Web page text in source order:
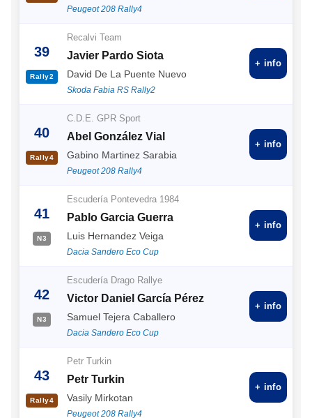
Peugeot 208 Rally4
39
Rally2
Recalvi Team
Javier Pardo Siota
David De La Puente Nuevo
Skoda Fabia RS Rally2
+ info
40
Rally4
C.D.E. GPR Sport
Abel González Vial
Gabino Martinez Sarabia
Peugeot 208 Rally4
+ info
41
N3
Escudería Pontevedra 1984
Pablo Garcia Guerra
Luis Hernandez Veiga
Dacia Sandero Eco Cup
+ info
42
N3
Escudería Drago Rallye
Victor Daniel García Pérez
Samuel Tejera Caballero
Dacia Sandero Eco Cup
+ info
43
Rally4
Petr Turkin
Petr Turkin
Vasily Mirkotan
Peugeot 208 Rally4
+ info